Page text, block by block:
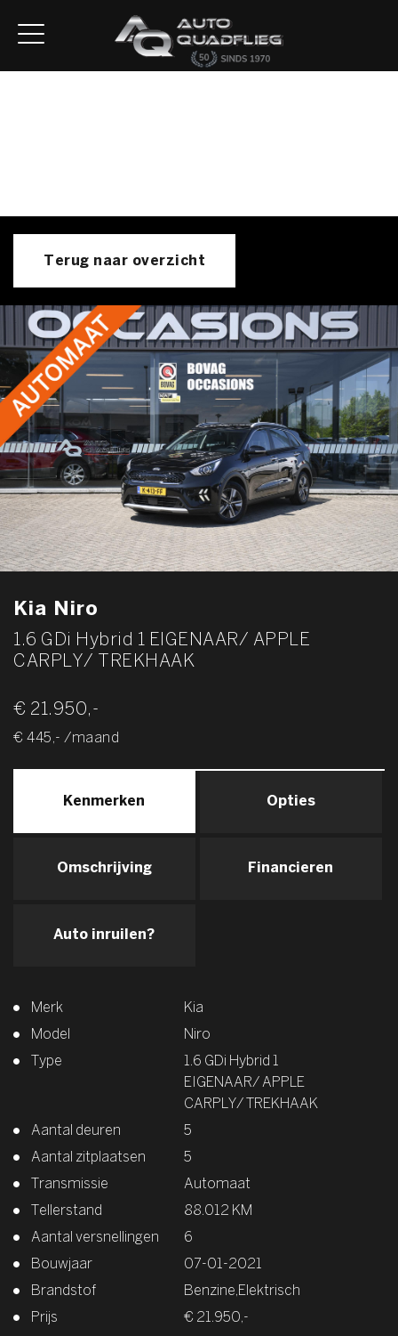
Terug naar overzicht
Kia Niro
1.6 GDi Hybrid 1 EIGENAAR/ APPLE
CARPLY/ TREKHAAK
€ 21.950,-
€ 445,- /maand
Kenmerken Opties
Omschrijving Financieren
Auto inruilen?
Merk
Kia
Model
Niro
Type
1.6 GDi Hybrid 1
EIGENAAR/ APPLE
CARPLY/ TREKHAAK
Aantal deuren
5
Aantal zitplaatsen
5
Transmissie
Automaat
Tellerstand
88.012 KM
Aantal versnellingen
6
Bouwjaar
07-01-2021
Brandstof
Benzine,Elektrisch
Prijs
€ 21.950,-